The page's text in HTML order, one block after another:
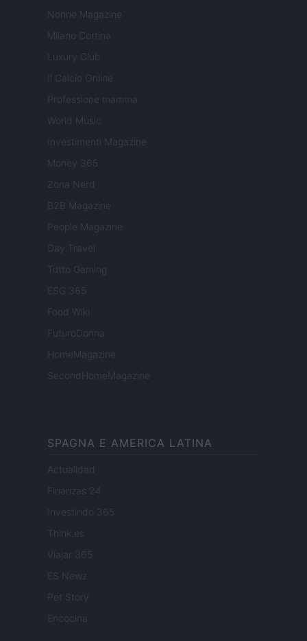
Nonne Magazine
Milano Cortina
Luxury Club
Il Calcio Online
Professione mamma
World Music
Investimenti Magazine
Money 365
Zona Nerd
B2B Magazine
People Magazine
Day Travel
Tutto Gaming
ESG 365
Food Wiki
FuturoDonna
HomeMagazine
SecondHomeMagazine
SPAGNA E AMERICA LATINA
Actualidad
Finanzas 24
Investindo 365
Think.es
Viajar 365
ES Newz
Pet Story
Encocina